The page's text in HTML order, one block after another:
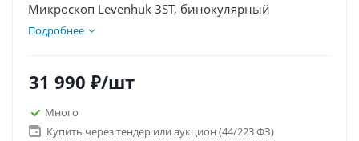
Микроскоп Levenhuk 3ST, бинокулярный
Подробнее
31 990 ₽/шт
Много
Купить через тендер или аукцион (44/223 ФЗ)